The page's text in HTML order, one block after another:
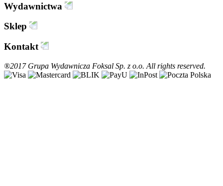
Wydawnictwa
Sklep
Kontakt
®2017 Grupa Wydawnicza Foksal Sp. z o.o. All rights reserved.